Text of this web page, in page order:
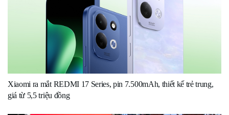
Xiaomi ra mắt REDMI 17 Series, pin 7.500mAh, thiết kế trẻ trung,
giá từ 5,5 triệu đồng